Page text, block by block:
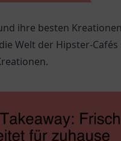
ihre besten Kreationen
Welt der Hipster-